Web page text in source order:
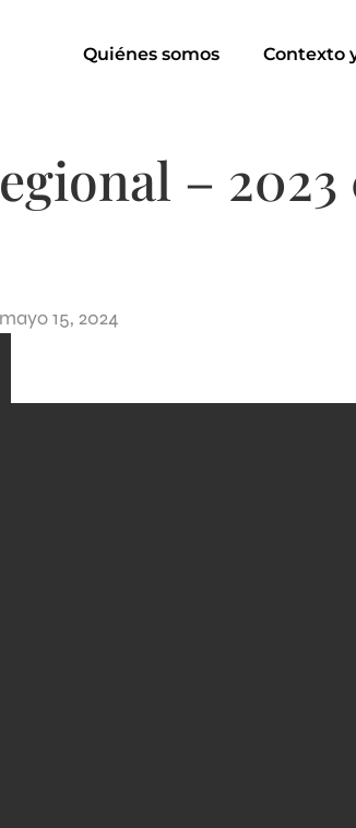
Quiénes somos Contexto
– 2023
mayo 15, 2024